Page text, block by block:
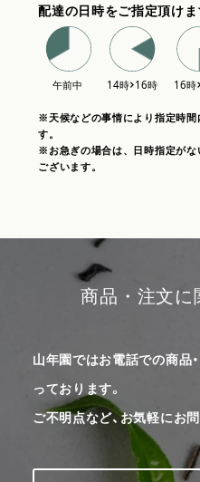
配達の日時をご指定頂けま
※天候などの事情により指定時間
す。
※お急ぎの場合は、日時指定が
ございます。
商品・注文に
山年園ではお電話での商品
っております。
ご不明点など、お気軽にお